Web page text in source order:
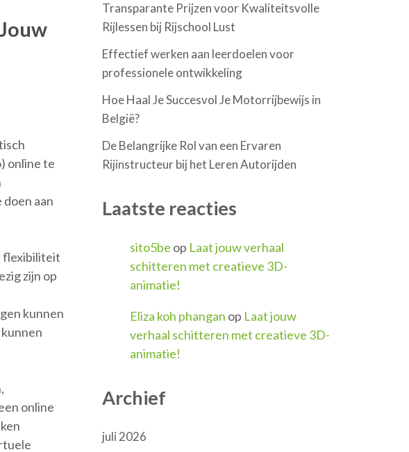
online te
aan
flexibiliteit
zijn op
kunnen
online
Transparante Prijzen voor Kwaliteitsvolle
Rijlessen bij Rijschool Lust
Effectief werken aan leerdoelen voor
professionele ontwikkeling
Hoe Haal Je Succesvol Je Motorrijbewijs in
België?
De Belangrijke Rol van een Ervaren
Rijinstructeur bij het Leren Autorijden
Laatste reacties
sito5be op Laat jouw verhaal
schitteren met creatieve 3D-
animatie!
Eliza koh phangan op Laat jouw
verhaal schitteren met creatieve 3D-
animatie!
Archief
juli 2026